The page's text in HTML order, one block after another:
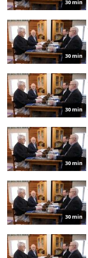
30 min
30 min
30 min
30 min
30 min